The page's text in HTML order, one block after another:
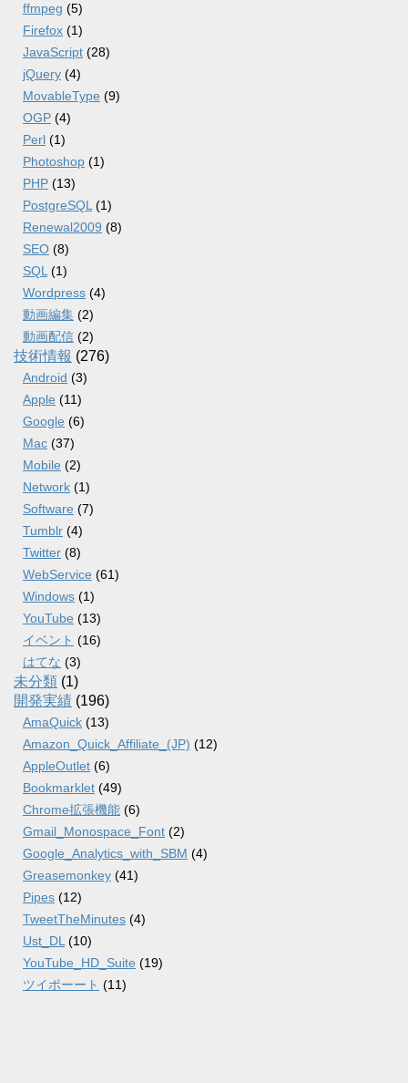
ffmpeg (5)
Firefox (1)
JavaScript (28)
jQuery (4)
MovableType (9)
OGP (4)
Perl (1)
Photoshop (1)
PHP (13)
PostgreSQL (1)
Renewal2009 (8)
SEO (8)
SQL (1)
Wordpress (4)
動画編集 (2)
動画配信 (2)
技術情報 (276)
Android (3)
Apple (11)
Google (6)
Mac (37)
Mobile (2)
Network (1)
Software (7)
Tumblr (4)
Twitter (8)
WebService (61)
Windows (1)
YouTube (13)
イベント (16)
はてな (3)
未分類 (1)
開発実績 (196)
AmaQuick (13)
Amazon_Quick_Affiliate_(JP) (12)
AppleOutlet (6)
Bookmarklet (49)
Chrome拡張機能 (6)
Gmail_Monospace_Font (2)
Google_Analytics_with_SBM (4)
Greasemonkey (41)
Pipes (12)
TweetTheMinutes (4)
Ust_DL (10)
YouTube_HD_Suite (19)
ツイポーート (11)